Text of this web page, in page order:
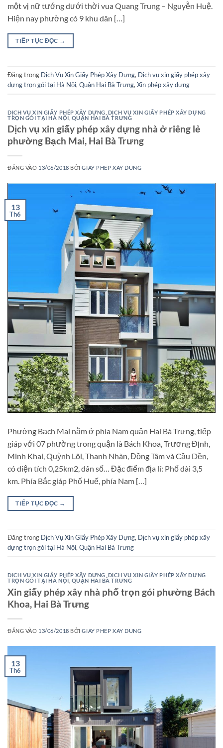
một vị nữ tướng dưới thời vua Quang Trung – Nguyễn Huệ.
Hiện nay phường có 9 khu dân […]
TIẾP TỤC ĐỌC →
Đăng trong Dịch Vụ Xin Giấy Phép Xây Dựng, Dịch vụ xin giấy phép xây
dựng trọn gói tại Hà Nội, Quận Hai Bà Trưng, Xin phép xây dựng
DỊCH VỤ XIN GIẤY PHÉP XÂY DỰNG DỊCH VỤ XIN GIẤY PHÉP XÂY DỰNG
TRỌN GÓI TẠI HÀ NỘI QUẬN HAI BÀ TRƯNG
Dịch vụ xin giấy phép xây dựng nhà ở riêng lẻ
phường Bạch Mai, Hai Bà Trưng
ĐĂNG VÀO 13/06/2018 BỞIGIAY PHEP XAY DUNG
13
Th6
Phường Bạch Mai nằm ở phía Nam quận Hai Bà Trưng, tiếp
giáp với 07 phường trong quận là Bách Khoa, Trương Định,
Minh Khai, Quỳnh Lôi, Thanh Nhàn, Đồng Tâm và Cầu Dền,
có diện tích 0,25km2, dân số… Đặc điểm địa lí: Phố dài 3,5
km. Phía Bắc giáp Phố Huế, phía Nam […]
TIẾP TỤC ĐỌC →
Đăng trong Dịch Vụ Xin Giấy Phép Xây Dựng, Dịch vụ xin giấy phép xây
dựng trọn gói tại Hà Nội,Quận Hai Bà Trưng
DỊCH VỤ XIN GIẤY PHÉP XÂY DỰNG DỊCH VỤ XIN GIẤY PHÉP XÂY DỰNG
TRỌN GÓI TẠI HÀ NỘI QUẬN HAI BÀ TRƯNG
Xin giấy phép xây nhà phố trọn gói phường Bách
Khoa, Hai Bà Trưng
ĐĂNG VÀO 13/06/2018 BỞIGIAY PHEP XAY DUNG
13
Th6